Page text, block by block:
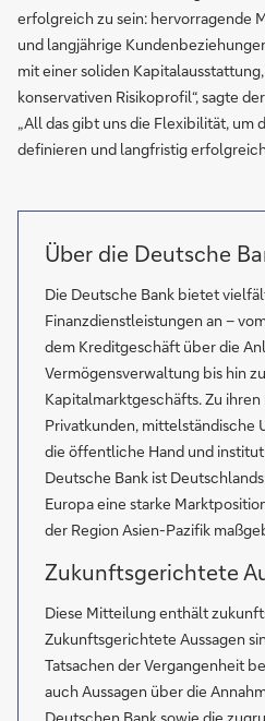
erfolgreich zu sein: hervorragende
und langjährige
mit einer soliden
konservativen Risikoprofil“, sagte
„All das gibt uns die Flexibilität, um
definieren und langfristig erfolgreich
Über die Deutsche
Die Deutsche Bank bietet
Finanzdienstleistungen an –
dem Kreditgeschäft über die
Vermögensverwaltung bis hin
Kapitalmarktgeschäfts. Zu
Privatkunden, mittelständische
die öffentliche Hand und
Deutsche Bank ist
Europa eine starke
der Region Asien-Pazifik
Zukunftsgerichtete
Diese Mitteilung enthält
Zukunftsgerichtete Aussagen
Tatsachen der Vergangenheit
auch Aussagen über die